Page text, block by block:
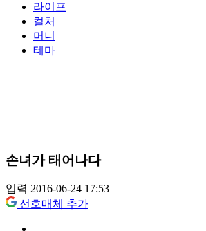
라이프
컬처
머니
테마
손녀가 태어나다
입력 2016-06-24 17:53
선호매체 추가